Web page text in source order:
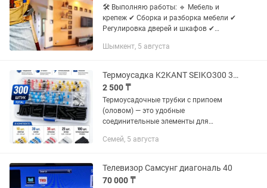
🛠 Выполняю работы: 🔹 Мебель и
крепеж ✔ Сборка и разборка мебели ✔
Регулировка дверей и шкафов ✔
Навеска полок, шкафов, крючков 🔹
Шымкент, 5 августа
Термоусадка K2KANT SEIKO300 300 шт диаметр 6 мм
2 500 ₸
Термоусадочные трубки с припоем
(оловом) — это удобные
соединительные элементы для
проводов без использования
трубка плотно...
Семей, 5 августа
Телевизор Самсунг диагональ 40
70 000 ₸